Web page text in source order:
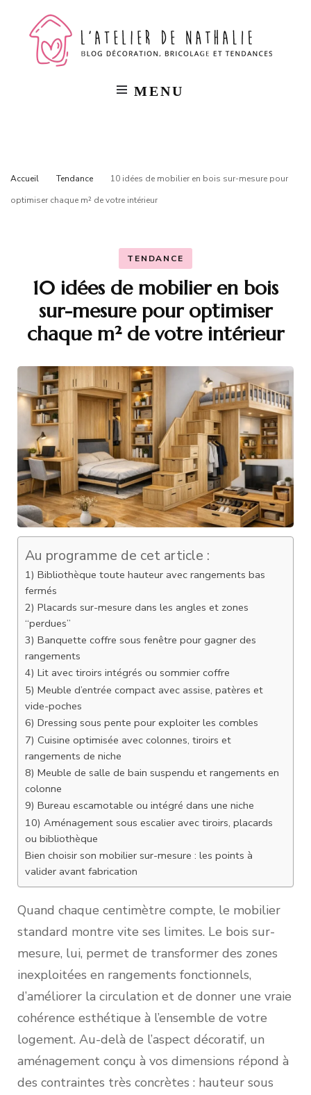
MENU
Accueil Tendance
10 idées de mobilier en bois sur-mesure pour
optimiser chaque m² de votre intérieur
TENDANCE
10 idées de mobilier en bois
sur-mesure pour optimiser
chaque m² de votre intérieur
Au programme de cet article :
1) Bibliothèque toute hauteur avec rangements bas
fermés
2) Placards sur-mesure dans les angles et zones
“perdues”
3) Banquette coffre sous fenêtre pour gagner des
rangements
4) Lit avec tiroirs intégrés ou sommier coffre
5) Meuble d’entrée compact avec assise, patères et
vide-poches
6) Dressing sous pente pour exploiter les combles
7) Cuisine optimisée avec colonnes, tiroirs et
rangements de niche
8) Meuble de salle de bain suspendu et rangements en
colonne
9) Bureau escamotable ou intégré dans une niche
10) Aménagement sous escalier avec tiroirs, placards
ou bibliothèque
Bien choisir son mobilier sur-mesure : les points à
valider avant fabrication
Quand chaque centimètre compte, le mobilier
standard montre vite ses limites. Le bois sur-
mesure, lui, permet de transformer des zones
inexploitées en rangements fonctionnels,
d’améliorer la circulation et de donner une vraie
cohérence esthétique à l’ensemble de votre
logement. Au-delà de l’aspect décoratif, un
aménagement conçu à vos dimensions répond à
des contraintes très concrètes : hauteur sous